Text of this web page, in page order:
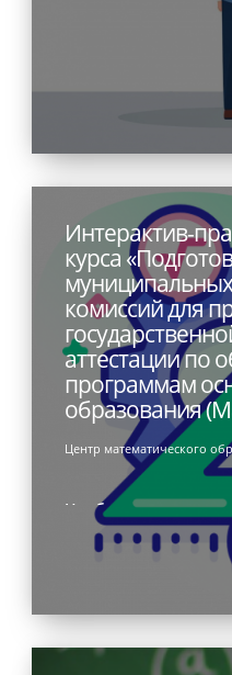
Интерактив-
курса
комиссий для
аттестации по
программам
образования
Центр математического
Необходимые